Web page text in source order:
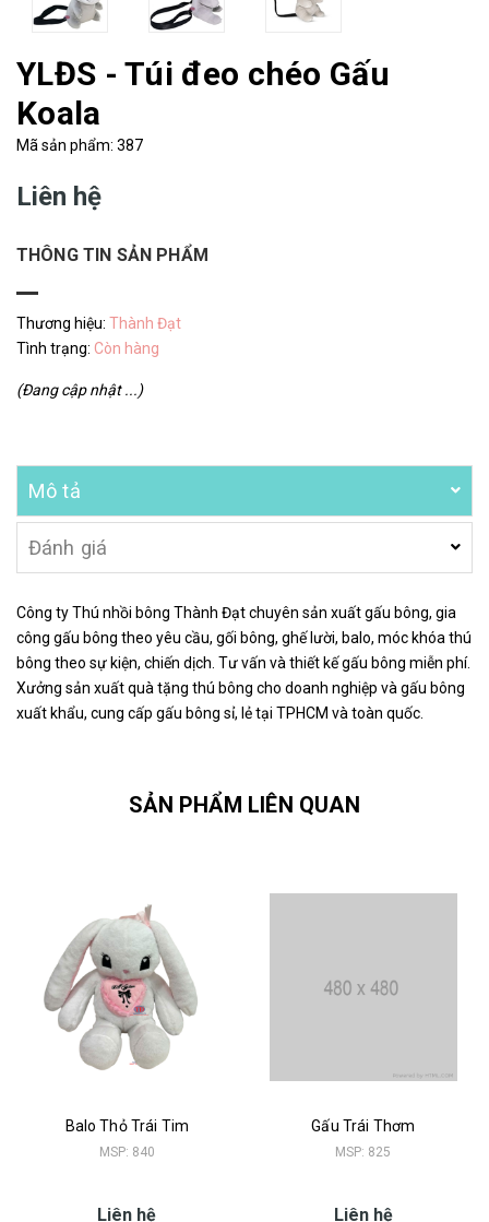
YLĐS - Túi đeo chéo Gấu
Koala
Mã sản phẩm: 387
Liên hệ
THÔNG TIN SẢN PHẨM
Thương hiệu: Thành Đạt
Tình trạng: Còn hàng
(Đang cập nhật ...)
Mô tả
Đánh giá
Công ty Thú nhồi bông Thành Đạt chuyên sản xuất gấu bông, gia
công gấu bông theo yêu cầu, gối bông, ghế lười, balo, móc khóa thú
bông theo sự kiện, chiến dịch. Tư vấn và thiết kế gấu bông miễn phí.
Xưởng sản xuất quà tặng thú bông cho doanh nghiệp và gấu bông
xuất khẩu, cung cấp gấu bông sỉ, lẻ tại TPHCM và toàn quốc.
SẢN PHẨM LIÊN QUAN
Balo Thỏ Trái Tim
MSP: 840
Liên hệ
Gấu Trái Thơm
MSP: 825
Liên hệ